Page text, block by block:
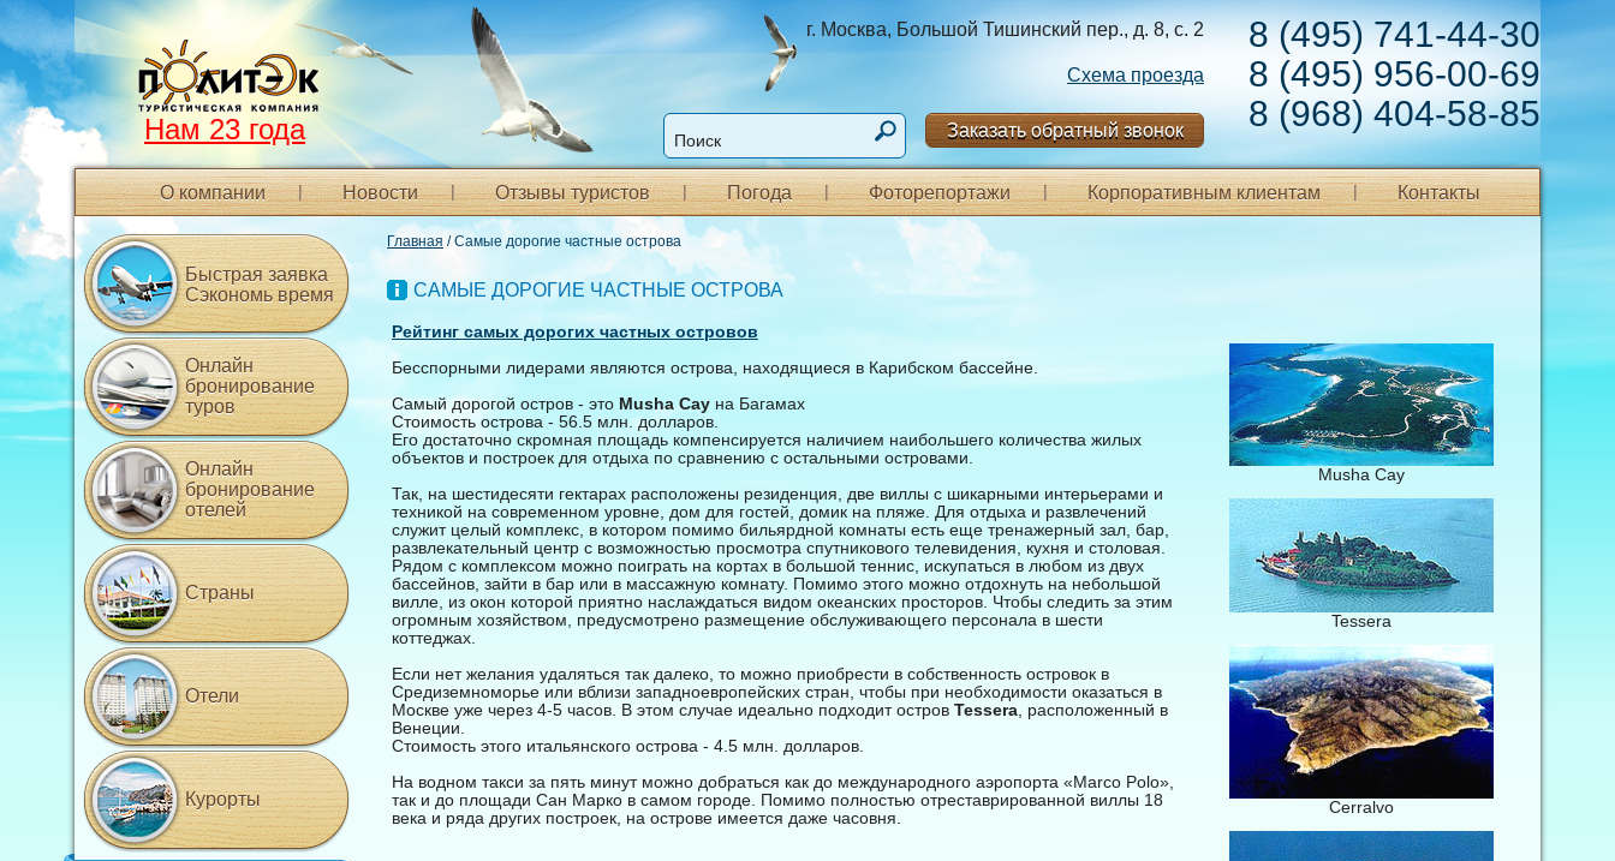
8 (495) 741-44-30
8 (495) 956-00-69
8 (968) 404-58-85
г. Москва, Большой Тишинский пер., д. 8, с. 2
Схема проезда
Заказать обратный звонок
Нам 23 года
О компании Новости Отзывы туристов Погода Фоторепортажи Корпоративным клиентам Контакты
Главная / Самые дорогие частные острова
САМЫЕ ДОРОГИЕ ЧАСТНЫЕ ОСТРОВА
Musha Cay
Tessera
Cerralvo
Рейтинг самых дорогих частных островов
Бесспорными лидерами являются острова, находящиеся в Карибском бассейне.
Самый дорогой остров - это Musha Cay на Багамах
Стоимость острова - 56.5 млн. долларов.
Его достаточно скромная площадь компенсируется наличием наибольшего количества жилых
объектов и построек для отдыха по сравнению с остальными островами.
Так, на шестидесяти гектарах расположены резиденция, две виллы с шикарными интерьерами и
техникой на современном уровне, дом для гостей, домик на пляже. Для отдыха и развлечений
служит целый комплекс, в котором помимо бильярдной комнаты есть еще тренажерный зал, бар,
развлекательный центр с возможностью просмотра спутникового телевидения, кухня и столовая.
Рядом с комплексом можно поиграть на кортах в большой теннис, искупаться в любом из двух
бассейнов, зайти в бар или в массажную комнату. Помимо этого можно отдохнуть на небольшой
вилле, из окон которой приятно наслаждаться видом океанских просторов. Чтобы следить за этим
огромным хозяйством, предусмотрено размещение обслуживающего персонала в шести
коттеджах.
Если нет желания удаляться так далеко, то можно приобрести в собственность островок в
Средиземноморье или вблизи западноевропейских стран, чтобы при необходимости оказаться в
Москве уже через 4-5 часов. В этом случае идеально подходит остров Tessera , расположенный в
Венеции.
Стоимость этого итальянского острова - 4.5 млн. долларов.
На водном такси за пять минут можно добраться как до международного аэропорта «Marco Polo»,
так и до площади Сан Марко в самом городе. Помимо полностью отреставрированной виллы 18
века и ряда других построек, на острове имеется даже часовня.
Быстрая заявка
Сэкономь время
Онлайн
бронирование
туров
Онлайн
бронирование
отелей
Страны
Отели
Курорты